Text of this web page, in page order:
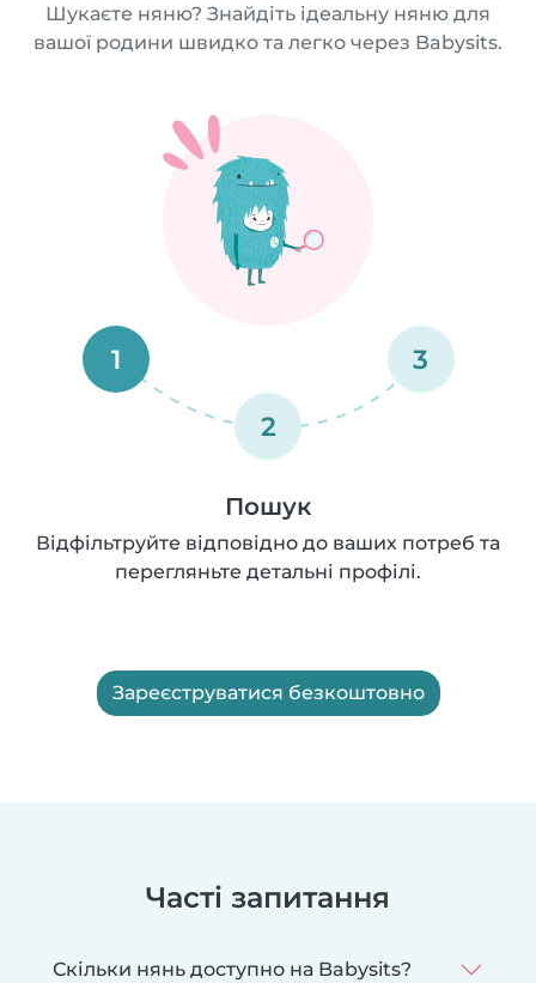
Шукаєте няню? Знайдіть ідеальну няню для
вашої родини швидко та легко через Babysits.
1
2
3
Пошук
Відфільтруйте відповідно до ваших потреб та
перегляньте детальні профілі.
Зареєструватися безкоштовно
Часті запитання
Скільки нянь доступно на Babysits?